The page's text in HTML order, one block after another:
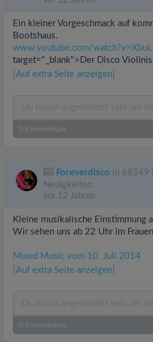
Ein kleiner Vorgeschmack auf
Bootshaus.
www.youtube.com/
target="_blank">Der Disco
[Auf extra Seite anzeigen]
0 Kommentare
Foreverdisco in 68549
Neuigkeiten.
vor 12 Jahren
Kleine musikalische Einstimmung
Wir sehen uns ab 22 Uhr im
Mixed Music vom 10. Juli 2014
[Auf extra Seite anzeigen]
0 Kommentare